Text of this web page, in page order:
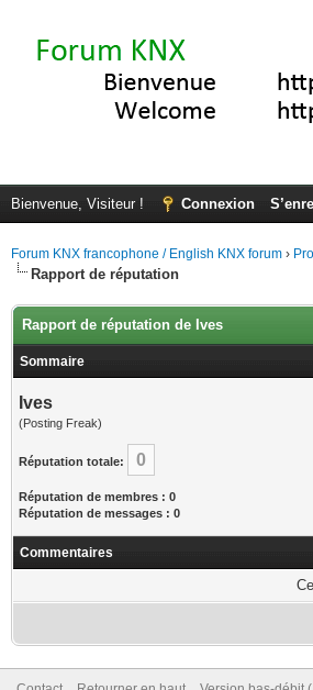
Bienvenue, Visiteur ! Connexion
Forum KNX francophone / English KNX forum ›
Rapport de réputation
Rapport de réputation de Ives
Sommaire
Ives
(Posting Freak)
Réputation totale: 0
Réputation de membres : 0
Réputation de messages : 0
Commentaires